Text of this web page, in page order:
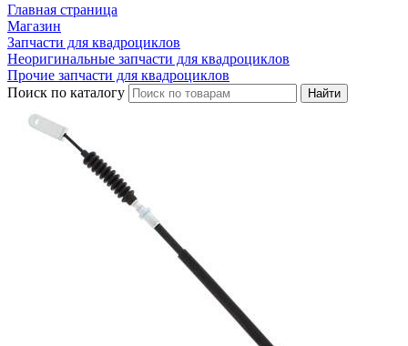
Главная страница
Магазин
Запчасти для квадроциклов
Неоригинальные запчасти для квадроциклов
Прочие запчасти для квадроциклов
Поиск по каталогу
Найти